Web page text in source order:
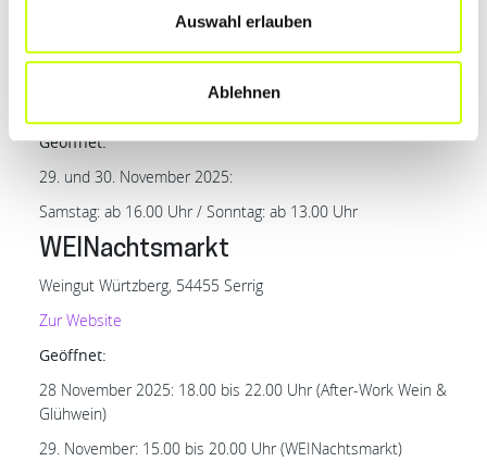
Auswahl erlauben
Ablehnen
Weihnachtsmarkt Pellingen
Geöffnet:
29. und 30. November 2025:
Samstag: ab 16.00 Uhr / Sonntag: ab 13.00 Uhr
WEINachtsmarkt
Weingut Würtzberg, 54455 Serrig
Zur Website
Geöffnet:
28 November 2025: 18.00 bis 22.00 Uhr (After-Work Wein &
Glühwein)
29. November: 15.00 bis 20.00 Uhr (WEINachtsmarkt)